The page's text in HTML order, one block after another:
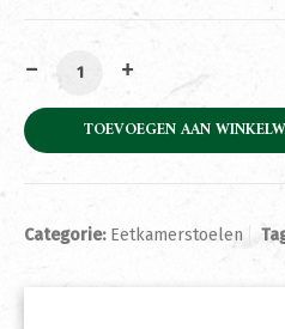
Eettafelbank Bram Light
TOEVOEGEN AAN
Categorie: Eetkamerstoelen